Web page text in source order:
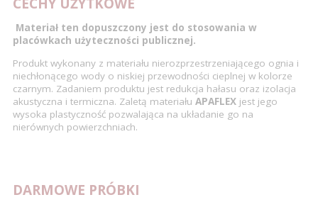
Materiał ten dopuszczony jest do stosowania w
placówkach użyteczności publicznej.
Produkt wykonany z materiału nierozprzestrzeniającego ognia i
niechłonącego wody o niskiej przewodności cieplnej w kolorze
czarnym. Zadaniem produktu jest redukcja hałasu oraz izolacja
akustyczna i termiczna. Zaletą materiału APAFLEX jest jego
wysoka plastyczność pozwalająca na układanie go na
nierównych powierzchniach.
DARMOWE PRÓBKI